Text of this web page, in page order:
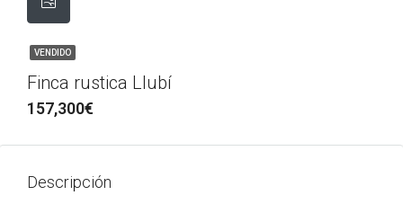
VENDIDO
Finca rustica Llubí
157,300€
Descripción